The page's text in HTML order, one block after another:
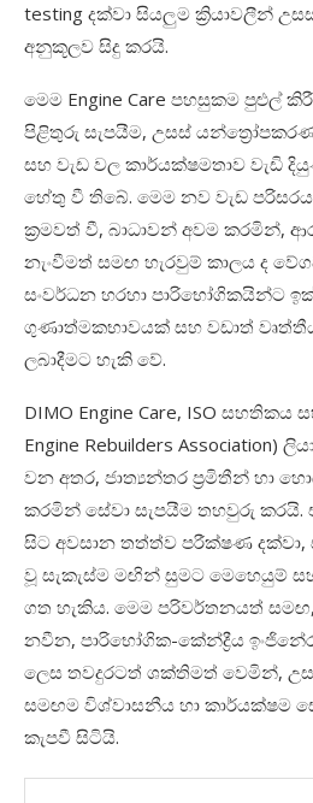
testing දක්වා සියලුම ක්‍රියාවලීන්
අනුකූලව සිදු කරයි.
මෙම Engine Care පහසුකම පුළුල්
පිළිතුරු සැපයීම, උසස්
සහ වැඩ වල කාර්යක්ෂමතාව වැඩි
හේතු වී තිබේ. මෙම නව වැඩ පරිසරය
ක්‍රමවත් වී, බාධාවන් අවම කරමින්,
නැංවීමත් සමඟ හැරවුම් කාලය ද
සංවර්ධන හරහා පාරිභෝගිකයින්ට
ගුණාත්මකභාවයක් සහ වඩාත්
ලබාදීමට හැකි වේ.
DIMO Engine Care, ISO සහතිකය
Engine Rebuilders Association)
වන අතර, ජාත්‍යන්තර ප්‍රමිතීන් හා
කරමින් සේවා සැපයීම තහවුරු
සිට අවසාන තත්ත්ව පරීක්ෂණ
වූ සැකැස්ම මඟින් සුමට මෙහෙයුම්
ගත හැකිය. මෙම පරිවර්තනයත් සමඟ,
නවීන, පාරිභෝගික-කේන්ද්‍රීය
ලෙස තවදුරටත් ශක්තිමත් වෙමින්,
සමඟම විශ්වාසනීය හා කාර්යක්ෂම
කැපවී සිටියි.